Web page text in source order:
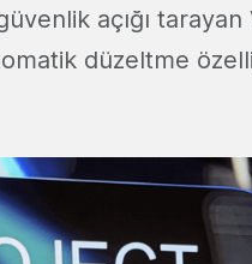
açığı tarayan
düzeltme